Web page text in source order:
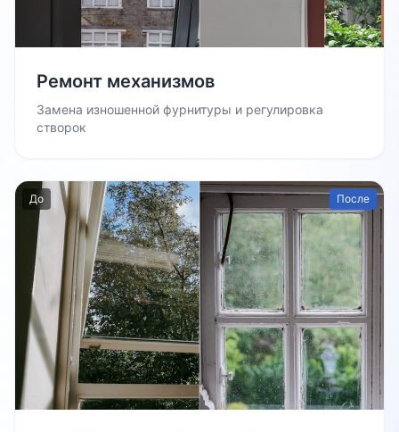
Ремонт механизмов
Замена изношенной фурнитуры и регулировка
створок
До После